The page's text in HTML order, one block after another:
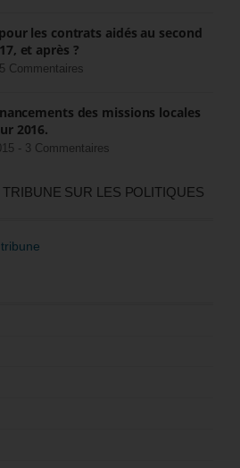
les contrats aidés au second
et après ?
5 Commentaires
des missions locales
2016.
- 3 Commentaires
SUR LES POLITIQUES